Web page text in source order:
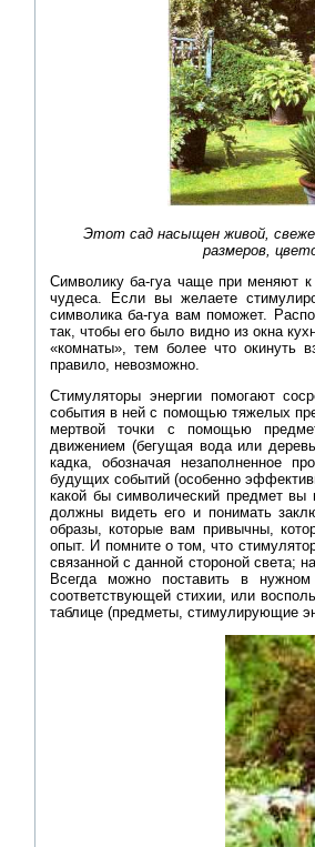
Этот сад насыщен живой,
размеров,
Cимволику ба-гуа чаще при меняют
чудеса. Если вы желаете
символика ба-гуа вам поможет.
так, чтобы его было видно из окна
«комнаты», тем более что окинуть
правило, невозможно.
Стимуляторы энергии помогают
события в ней с помощью тяжелых
мертвой точки с помощью
движением (бегущая вода или
кадка, обозначая незаполненное
будущих событий (особенно
какой бы символический предмет
должны видеть его и понимать
образы, которые вам привычны,
опыт. И помните о том, что
связанной с данной стороной света;
Всегда можно поставить в
соответствующей стихии, или
таблице (предметы, стимулирующие